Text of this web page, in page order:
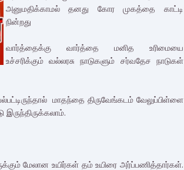
அனுமதிக்காமல் தனது கோர முகத்தை காட்டி
நின்றது
வார்த்தைக்கு வார்த்தை மனித உரிமையை
உச்சரிக்கும் வல்லரசு நாடுகளும் சர்வதேச நாடுகள்
மாதந்தை திருவேங்கடம் வேலுப்பிள்ளை
மேலான உயிர்கள் தம் உயிரை அர்ப்பணித்தார்கள்.